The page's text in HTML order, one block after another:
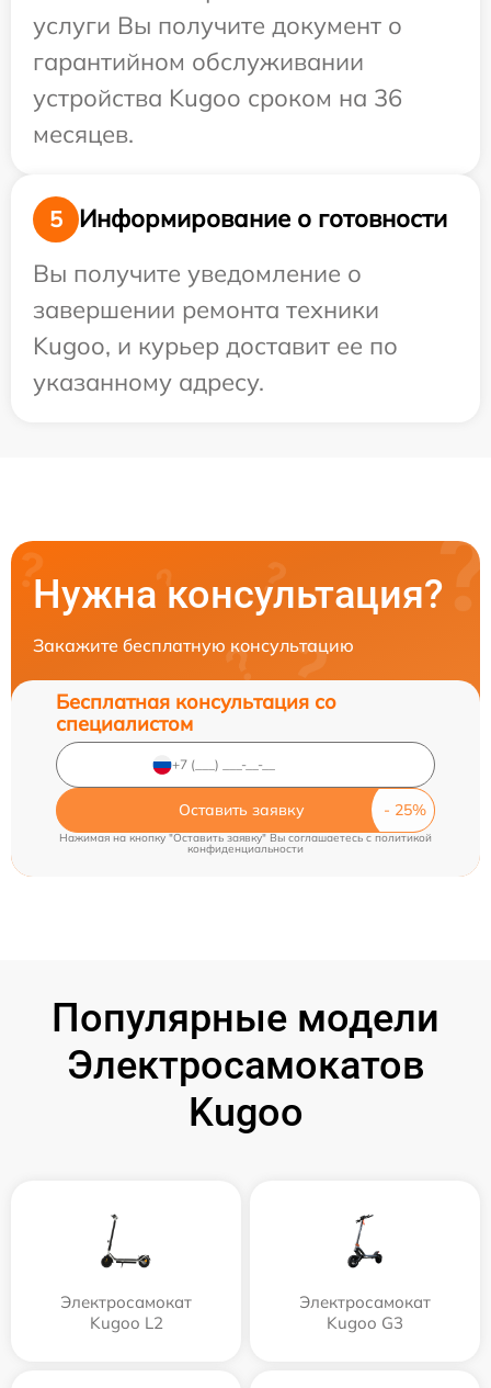
услуги Вы получите документ о
гарантийном обслуживании
устройства Kugoo сроком на 36
месяцев.
5
Информирование о готовности
Вы получите уведомление о
завершении ремонта техники
Kugoo, и курьер доставит ее по
указанному адресу.
Нужна консультация?
Закажите бесплатную консультацию
Бесплатная консультация со
специалистом
Оставить заявку
Нажимая на кнопку "Оставить заявку" Вы соглашаетесь cполитикой
конфиденциальности
Популярные модели
Электросамокатов
Kugoo
Электросамокат
Kugoo L2
Электросамокат
Kugoo G3